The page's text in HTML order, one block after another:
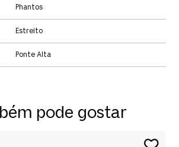
Phantos
Estreito
Ponte Alta
pode gostar